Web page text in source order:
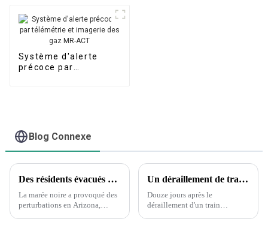
Système d'alerte
précoce par
Blog Connexe
Des résidents évacués après un déversement d’acide nitrique en Arizona – Mais qu’est-ce que cet acide ?
La marée noire a provoqué des
perturbations en Arizona,
Un déraillement de train dans l'Ohio suscite des craintes parmi les habitants d'une petite ville au sujet des substances toxiques.
Douze jours après le
déraillement d'un train